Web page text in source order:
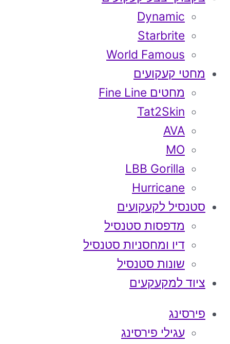
Dynamic
Starbrite
World Famous
מחטי קעקועים
מחטים Fine Line
Tat2Skin
AVA
MO
LBB Gorilla
Hurricane
סטנסיל לקעקועים
מדפסות סטנסיל
דיו ומחסניות סטנסיל
שונות סטנסיל
ציוד למקעקעים
פירסינג
עגילי פירסינג